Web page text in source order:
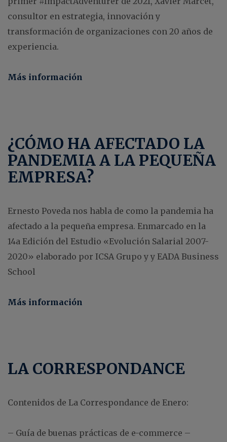
consultor en estrategia, innovación y
transformación de organizaciones con 20 años de
experiencia.
Más información
¿CÓMO HA AFECTADO LA
PANDEMIA A LA PEQUEÑA
EMPRESA?
Ernesto Poveda nos habla de como la pandemia ha
afectado a la pequeña empresa. Enmarcado en la
14a Edición del Estudio «Evolución Salarial 2007-
2020» elaborado por ICSA Grupo y y EADA Business
School
Más información
LA CORRESPONDANCE
Contenidos de La Correspondance de Enero:
– Guía de buenas prácticas de e-commerce –